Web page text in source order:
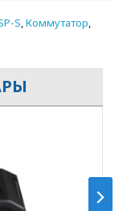
S,Коммутатор,